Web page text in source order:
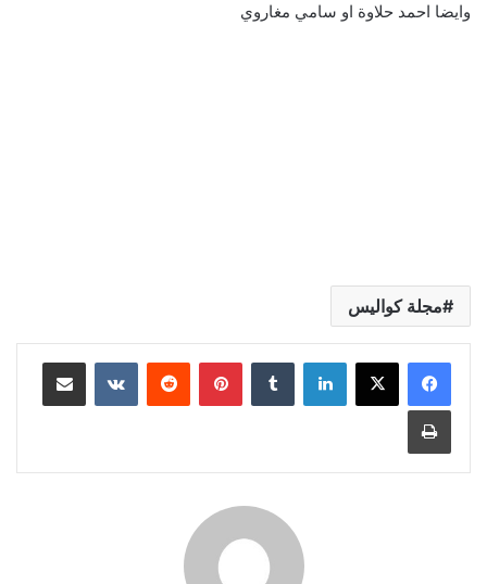
وايضا احمد حلاوة او سامي مغاروي
مجلة كواليس
لينكدإن بينتيريست مشاركة عبر البريد
طباعة